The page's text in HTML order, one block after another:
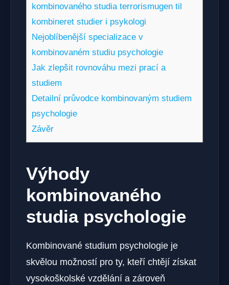
kombinovaného studia terrorismugen til
kombineret studier i psykologi
Nejoblíbenější specializace v
kombinovaném studiu psychologie
Jak zlepšit rovnováhu mezi prací a
studiem
Detailní průvodce kombinovaným studiem
psychologie
Závěr
Výhody
kombinovaného
studia psychologie
Kombinované studium psychologie je
skvělou možností pro ty, kteří chtějí získat
vysokoškolské vzdělání a zároveň